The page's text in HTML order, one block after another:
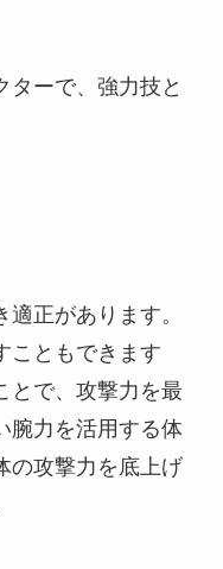
ターで、強力技と
正があります。
こともできます
とで、攻撃力を最
腕力を活用する体
の攻撃力を底上げ